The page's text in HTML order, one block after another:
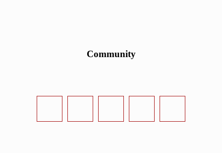
Community